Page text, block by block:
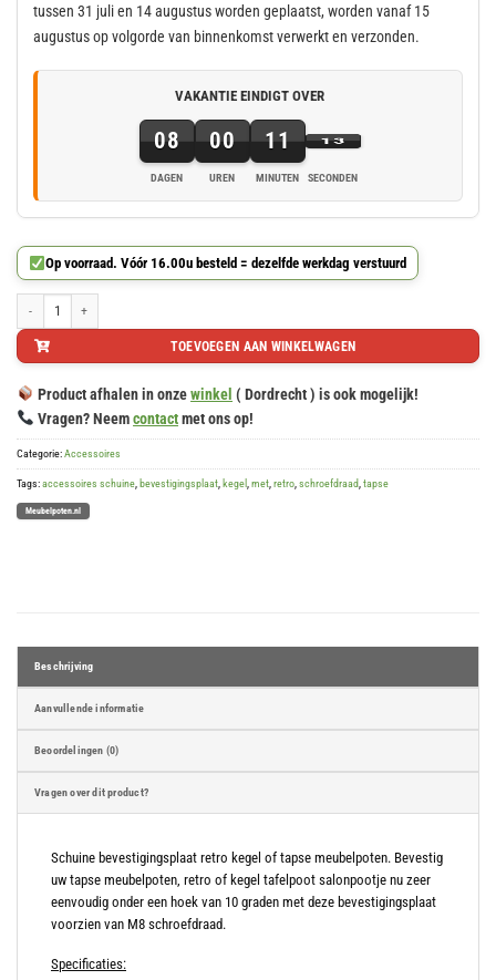
tussen 31 juli en 14 augustus worden geplaatst, worden vanaf 15
augustus op volgorde van binnenkomst verwerkt en verzonden.
VAKANTIE EINDIGT OVER
08
DAGEN
00
UREN
11
MINUTEN
13
SECONDEN
8
dagen,
0
minuten
en
seconden
Op voorraad. Vóór 16.00u besteld = dezelfde werkdag verstuurd
Bevestigingsplaat schuin retro kegel tapse poot 47x47mm met M8 schroefdraad aantal
TOEVOEGEN AAN WINKELWAGEN
Product afhalen in onzewinkel ( Dordrecht ) is ook mogelijk!
Vragen? Neemcontactmet ons op!
Categorie:Accessoires
Tags:accessoires schuine,bevestigingsplaat,kegel,met,retro,schroefdraad,tapse
Meubelpoten.nl
Beschrijving
Aanvullende informatie
Beoordelingen (0)
Vragen over dit product?
Schuine bevestigingsplaat retro kegel of tapse meubelpoten. Bevestig
uw tapse meubelpoten, retro of kegel tafelpoot salonpootje nu zeer
eenvoudig onder een hoek van 10 graden met deze bevestigingsplaat
voorzien van M8 schroefdraad.
Specificaties: